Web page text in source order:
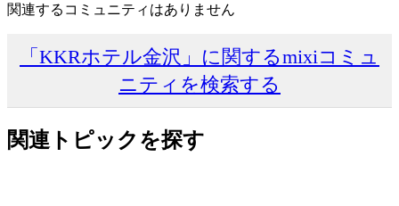
関連するコミュニティはありません
「KKRホテル金沢」に関するmixiコミュ
ニティを検索する
関連トピックを探す